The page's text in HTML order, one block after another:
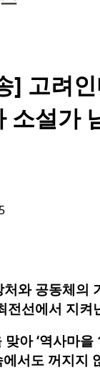
] 고려
소설가
와 공동체의
전선에서 지켜
아 ‘역사마
서도 꺼지지